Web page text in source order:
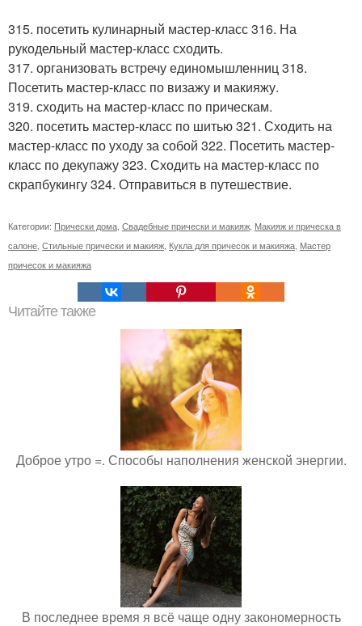
315. посетить кулинарный мастер-класс 316. На
рукодельный мастер-класс сходить.
317. организовать встречу единомышленниц 318.
Посетить мастер-класс по визажу и макияжу.
319. сходить на мастер-класс по прическам.
320. посетить мастер-класс по шитью 321. Сходить на
мастер-класс по уходу за собой 322. Посетить мастер-
класс по декупажу 323. Сходить на мастер-класс по
скрапбукингу 324. Отправиться в путешествие.
Категории: Прически дома Свадебные прически и макияж Макияж и прическа в
салоне Стильные прически и макияж Кукла для причесок и макияжа Мастер
причесок и макияжа
Читайте также
Доброе утро =. Способы наполнения женской энергии.
В последнее время я всё чаще одну закономерность